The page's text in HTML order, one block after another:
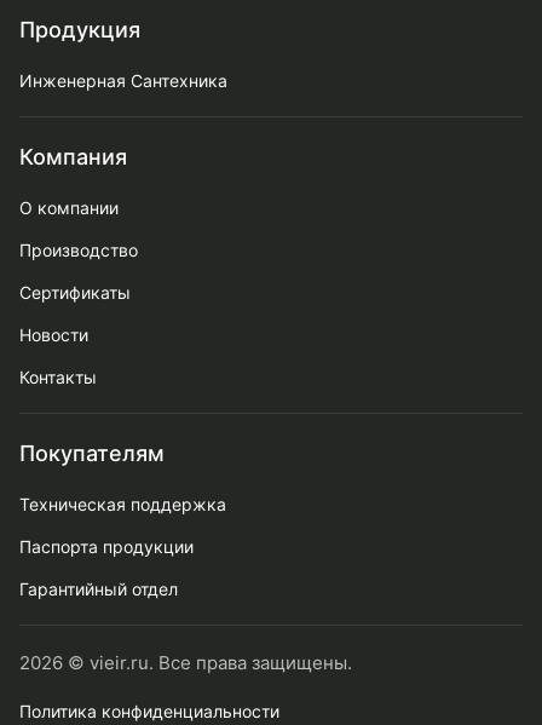
Продукция
Инженерная Сантехника
Компания
О компании
Производство
Сертификаты
Новости
Контакты
Покупателям
Техническая поддержка
Паспорта продукции
Гарантийный отдел
2026 © vieir.ru. Все права защищены.
Политика конфиденциальности